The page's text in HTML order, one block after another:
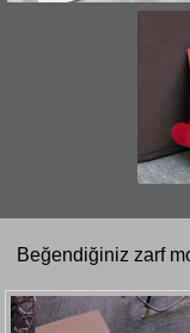
Beğendiğiniz zarf